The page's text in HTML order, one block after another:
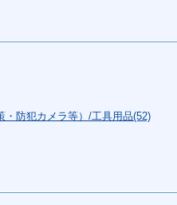
・防犯カメラ等）/工具用品(52)